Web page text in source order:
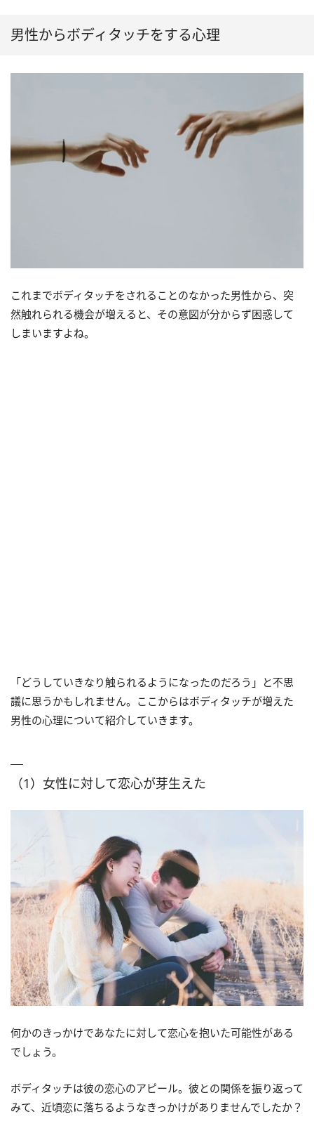
男性からボディタッチをする心理
これまでボディタッチをされることのなかった男性から、突
然触れられる機会が増えると、その意図が分からず困惑して
しまいますよね。
「どうしていきなり触られるようになったのだろう」と不思
議に思うかもしれません。ここからはボディタッチが増えた
男性の心理について紹介していきます。
（1）女性に対して恋心が芽生えた
何かのきっかけであなたに対して恋心を抱いた可能性がある
でしょう。
ボディタッチは彼の恋心のアピール。彼との関係を振り返って
みて、近頃恋に落ちるようなきっかけがありませんでしたか？